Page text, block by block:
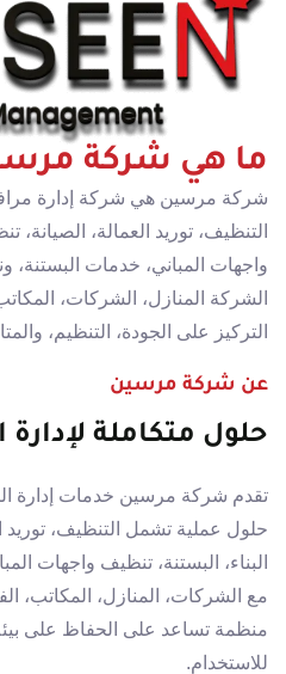
ما هي شركة
شركة مرسين هي شركة إدارة
التنظيف، توريد العمالة، الصيانة،
واجهات المباني، خدمات البستنة،
الشركة المنازل، الشركات،
التركيز على الجودة، التنظيم،
عن شركة مرسين
حلول متكاملة لإدارة
تقدم شركة مرسين خدمات إدارة
حلول عملية تشمل التنظيف، توريد
البناء، البستنة، تنظيف واجهات
مع الشركات، المنازل، المكاتب،
منظمة تساعد على الحفاظ على
للاستخدام.